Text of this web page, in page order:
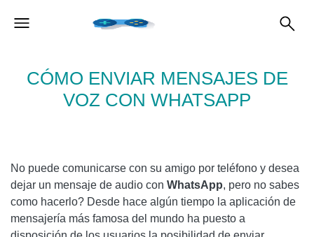
CÓMO ENVIAR MENSAJES DE
VOZ CON WHATSAPP
No puede comunicarse con su amigo por teléfono y desea
dejar un mensaje de audio con WhatsApp, pero no sabes
como hacerlo? Desde hace algún tiempo la aplicación de
mensajería más famosa del mundo ha puesto a